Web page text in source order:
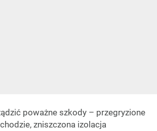
poważne szkody – przegryzione
zniszczona izolacja